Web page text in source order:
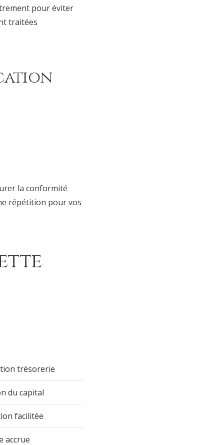
pour éviter
traitées
la conformité
répétition pour vos
trésorerie
du capital
facilitée
accrue